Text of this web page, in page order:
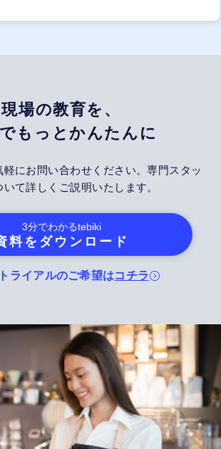
現場の教育を、
もっとかんたんに
軽にお問い合わせください。専門スタッ
て詳しくご説明いたします。
3分でわかるtebiki
料をダウンロード
ライアルのご希望はコチラ